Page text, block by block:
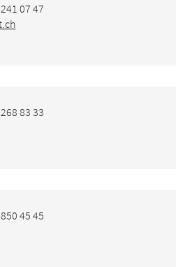
07 47
83 33
45 45